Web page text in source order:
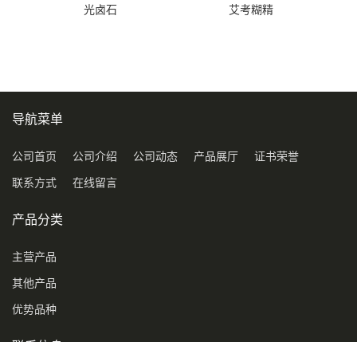
光卤石 艾考糊精
导航菜单
公司首页 公司介绍 公司动态 产品展厅 证书荣誉
联系方式 在线留言
产品分类
主营产品
其他产品
优势品种